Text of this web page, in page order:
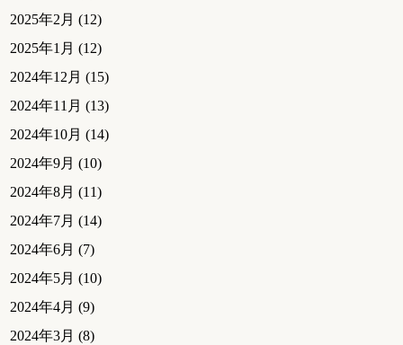
2025年2月 (12)
2025年1月 (12)
2024年12月 (15)
2024年11月 (13)
2024年10月 (14)
2024年9月 (10)
2024年8月 (11)
2024年7月 (14)
2024年6月 (7)
2024年5月 (10)
2024年4月 (9)
2024年3月 (8)